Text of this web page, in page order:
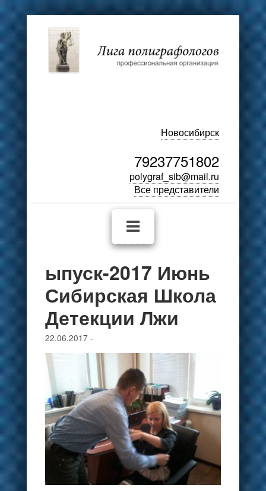
Новосибирск
79237751802
polygraf_sib@mail.ru
Все представители
ыпуск-2017 Июнь
Сибирская Школа
Детекции Лжи
22.06.2017 -